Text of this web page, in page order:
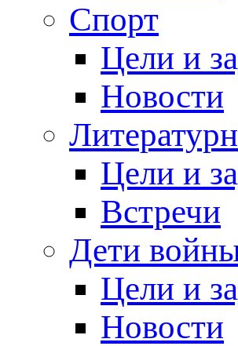
Спорт
Цели и
Новости
Цели и
Встречи
Дети
Цели и
Новости